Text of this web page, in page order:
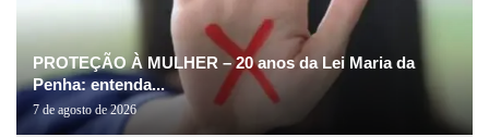
PROTEÇÃO À MULHER – 20 anos da Lei Maria da
Penha: entenda...
7 de agosto de 2026